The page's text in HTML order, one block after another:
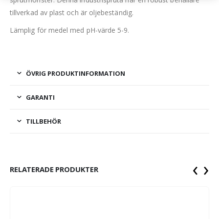
tillverkad av plast och är oljebeständig.​​
Lämplig för medel med pH-värde 5-9.
ÖVRIG PRODUKTINFORMATION
GARANTI
TILLBEHÖR
RELATERADE PRODUKTER ‹ ›